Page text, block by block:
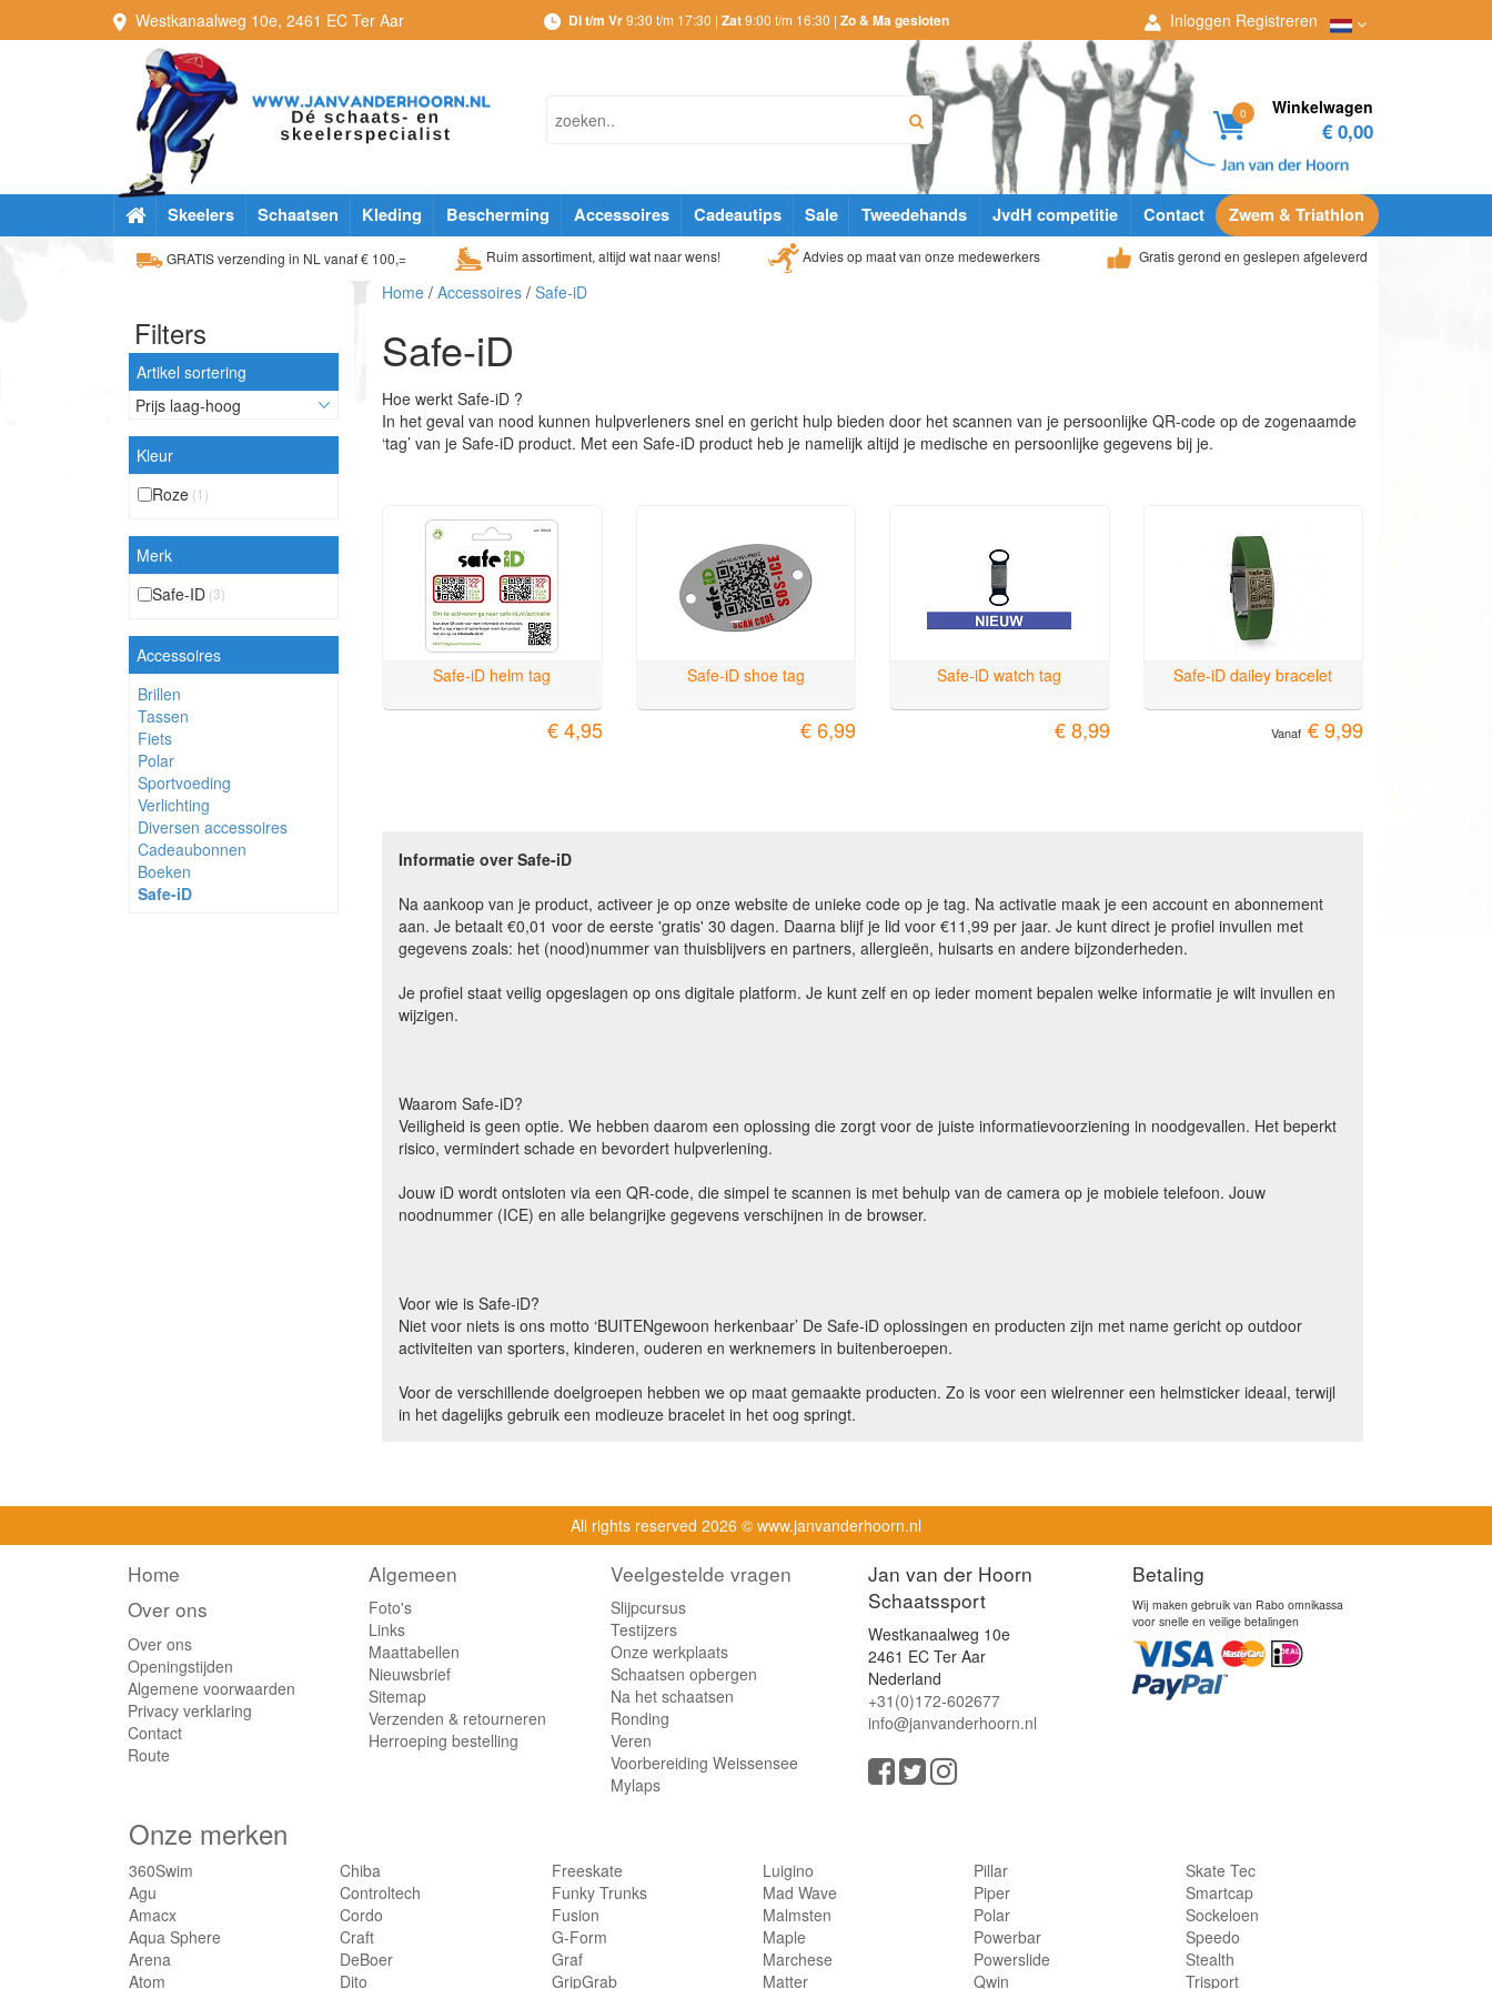
Westkanaalweg 10e, 2461 EC Ter Aar Di t/m Vr9:30 t/m 17:30 | Zat9:00 t/m 16:30 | Zo & Ma gesloten Inloggen Registreren
0 Winkelwagen
€ 0,00
Skeelers Schaatsen Kleding Bescherming Accessoires Cadeautips Sale Tweedehands JvdH competitie Contact Zwem & Triathlon
GRATIS verzending in NL vanaf € 100,= Ruim assortiment, altijd wat naar wens! Advies op maat van onze medewerkers Gratis gerond en geslepen afgeleverd
Filters
Artikel sortering
Kleur
Roze (1)
Merk
Safe-ID (3)
Accessoires
Brillen
Tassen
Fiets
Polar
Sportvoeding
Verlichting
Diversen accessoires
Cadeaubonnen
Boeken
Safe-iD
Home / Accessoires / Safe-iD
Safe-iD
Hoe werkt Safe-iD ?
In het geval van nood kunnen hulpverleners snel en gericht hulp bieden door het scannen van je persoonlijke QR-code op de zogenaamde
‘tag’ van je Safe-iD product. Met een Safe-iD product heb je namelijk altijd je medische en persoonlijke gegevens bij je.
Safe-iD helm tag
€ 4,95
Safe-iD shoe tag
€ 6,99
Safe-iD watch tag
€ 8,99
Safe-iD dailey bracelet
Vanaf € 9,99
Informatie over Safe-iD
Na aankoop van je product, activeer je op onze website de unieke code op je tag. Na activatie maak je een account en abonnement
aan. Je betaalt €0,01 voor de eerste 'gratis' 30 dagen. Daarna blijf je lid voor €11,99 per jaar. Je kunt direct je profiel invullen met
gegevens zoals: het (nood)nummer van thuisblijvers en partners, allergieën, huisarts en andere bijzonderheden.
Je profiel staat veilig opgeslagen op ons digitale platform. Je kunt zelf en op ieder moment bepalen welke informatie je wilt invullen en
wijzigen.
Waarom Safe-iD?
Veiligheid is geen optie. We hebben daarom een oplossing die zorgt voor de juiste informatievoorziening in noodgevallen. Het beperkt
risico, vermindert schade en bevordert hulpverlening.
Jouw iD wordt ontsloten via een QR-code, die simpel te scannen is met behulp van de camera op je mobiele telefoon. Jouw
noodnummer (ICE) en alle belangrijke gegevens verschijnen in de browser.
Voor wie is Safe-iD?
Niet voor niets is ons motto ‘BUITENgewoon herkenbaar’ De Safe-iD oplossingen en producten zijn met name gericht op outdoor
activiteiten van sporters, kinderen, ouderen en werknemers in buitenberoepen.
Voor de verschillende doelgroepen hebben we op maat gemaakte producten. Zo is voor een wielrenner een helmsticker ideaal, terwijl
in het dagelijks gebruik een modieuze bracelet in het oog springt.
All rights reserved 2026 © www.janvanderhoorn.nl
Home
Over ons
Over ons
Openingstijden
Algemene voorwaarden
Privacy verklaring
Contact
Route
Algemeen
Foto's
Links
Maattabellen
Nieuwsbrief
Sitemap
Verzenden & retourneren
Herroeping bestelling
Veelgestelde vragen
Slijpcursus
Testijzers
Onze werkplaats
Schaatsen opbergen
Na het schaatsen
Ronding
Veren
Voorbereiding Weissensee
Mylaps
Jan van der Hoorn
Schaatssport
Westkanaalweg 10e
2461 EC Ter Aar
Nederland
+31(0)172-602677
info@janvanderhoorn.nl
Betaling
Wij maken gebruik van Rabo omnikassa
voor snelle en veilige betalingen
Onze merken
360Swim
Agu
Amacx
Aqua Sphere
Arena
Atom
Chiba
Controltech
Cordo
Craft
DeBoer
Dito
Freeskate
Funky Trunks
Fusion
G-Form
Graf
GripGrab
Luigino
Mad Wave
Malmsten
Maple
Marchese
Matter
Pillar
Piper
Polar
Powerbar
Powerslide
Qwin
Skate Tec
Smartcap
Sockeloen
Speedo
Stealth
Trisport